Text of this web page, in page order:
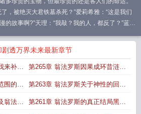
，被绝灭大君铁墓杀死？”爱莉希雅：“这是我们
的故事啊?”天理：“我敲？我的人，都反了？”蓝
鬼？”灭霸：“星神？很强吗？比无限手套如何？
蝙蝠侠：“居然有氪石拍卖?我要了……”冯宝宝：
是贵得很！”苏白：“你们只说我的拍卖品贵得离
物语
崩铁wiku 崩铁IX百度百科 崩铁的那些万恶
剧透万界未来最新章节
来补全 第265章 翁法罗斯因果成环昔涟陷
入永劫轮回
围的再 第263章 翁法罗斯关于神性的回答
无瑕的水晶之花
翁法罗 第261章 翁法罗斯的真正结局黑塔